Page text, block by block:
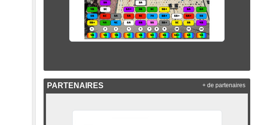
PARTENAIRES + de partenaires